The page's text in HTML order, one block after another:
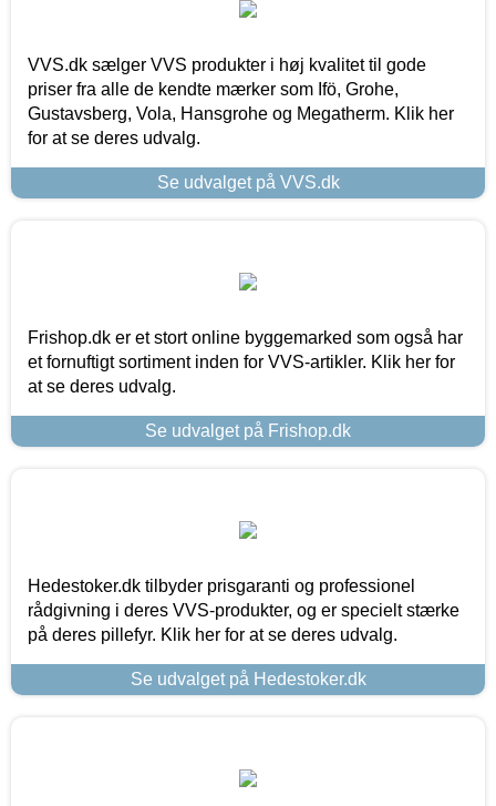
VVS.dk sælger VVS produkter i høj kvalitet til gode
priser fra alle de kendte mærker som Ifö, Grohe,
Gustavsberg, Vola, Hansgrohe og Megatherm. Klik her
for at se deres udvalg.
Se udvalget på VVS.dk
Frishop.dk er et stort online byggemarked som også har
et fornuftigt sortiment inden for VVS-artikler. Klik her for
at se deres udvalg.
Se udvalget på Frishop.dk
Hedestoker.dk tilbyder prisgaranti og professionel
rådgivning i deres VVS-produkter, og er specielt stærke
på deres pillefyr. Klik her for at se deres udvalg.
Se udvalget på Hedestoker.dk